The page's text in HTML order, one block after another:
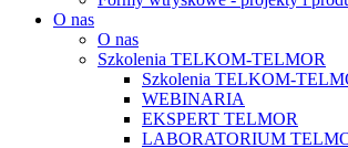
O nas
O nas
Szkolenia TELKOM-TELMOR
Szkolenia TELKOM-
WEBINARIA
EKSPERT TELMOR
LABORATORIUM